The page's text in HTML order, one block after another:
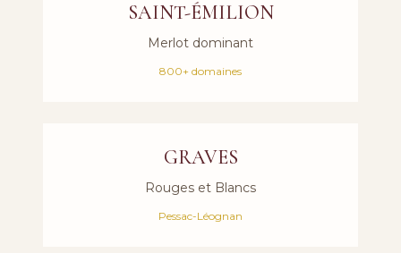
SAINT-ÉMILION
Merlot dominant
800+ domaines
GRAVES
Rouges et Blancs
Pessac-Léognan